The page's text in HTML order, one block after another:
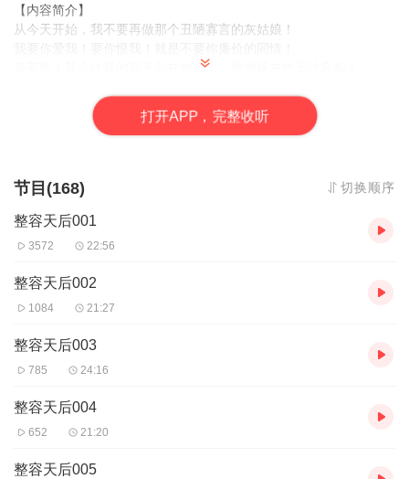
【内容简介】
从今天开始，我不要再做那个丑陋寡言的灰姑娘！
等着吧！我会让我的影子刻在你心上，挫骨扬灰也无法忘却！
【作者/主播简介】
1、本作品为付费有声书，前29集为免费试听，购买成功后，即可收
听，可下载重复收听。
台传播，违者将追究其法律责任。
3、如在充值/购买环节遇到问题，可以通过页面右上方按钮，分享至
4、在购买过程中，如果你有任何问题，可以在微信搜索公众号
【bestxmly】或搜索【喜马拉雅付费精品】来随时咨询问题，也可
以拨打客服电话：4008385616或者0514-82395859。
打开APP，完整收听
节目(168) 切换顺序
整容天后001
3572 22:56
整容天后002
1084 21:27
整容天后003
785 24:16
整容天后004
652 21:20
整容天后005